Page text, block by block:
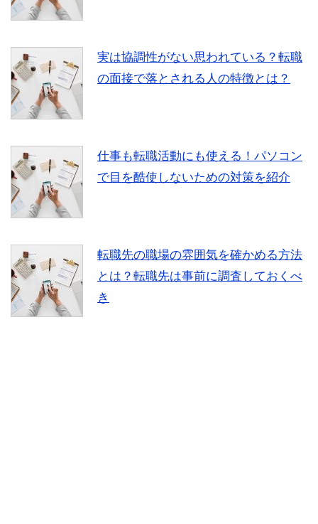
実は協調性がない思われている？転職
の面接で落とされる人の特徴とは？
仕事も転職活動にも使える！パソコン
で目を酷使しないための対策を紹介
転職先の職場の雰囲気を確かめる方法
とは？転職先は事前に調査しておくべ
き